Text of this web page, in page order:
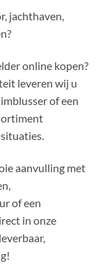
jachthaven,
online kopen?
leveren wij u
of een
aanvulling met
of een
in onze